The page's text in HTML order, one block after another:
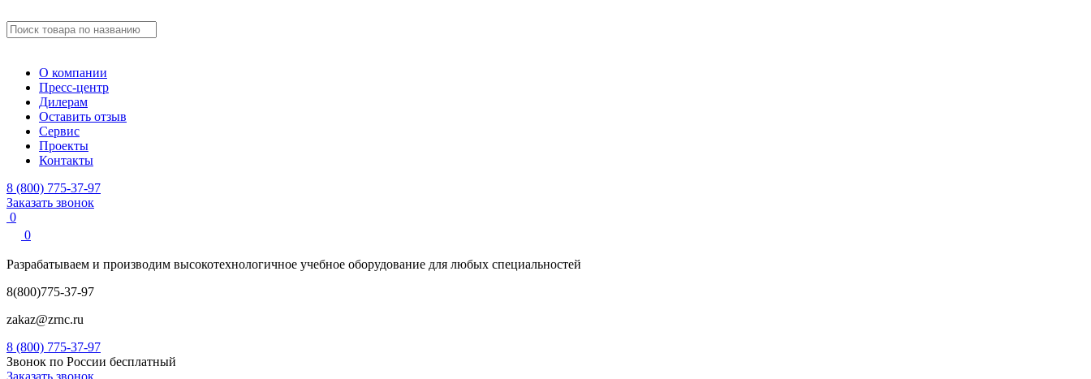
О компании
Пресс-центр
Дилерам
Оставить отзыв
Сервис
Проекты
Контакты
8 (800) 775-37-97
Заказать звонок
0
0
Разрабатываем и производим высокотехнологичное учебное оборудование для любых специальностей
8(800)775-37-97
zakaz@zrnc.ru
8 (800) 775-37-97
Звонок по России бесплатный
Заказать звонок